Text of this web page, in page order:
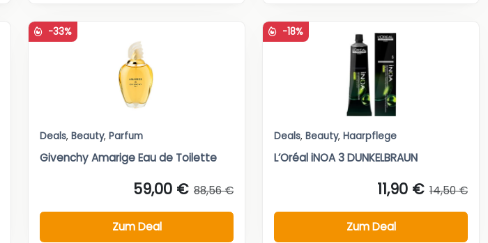
-33%
Deals, Beauty, Parfum
Givenchy Amarige Eau de Toilette
59,00 € 88,56 €
Zum Deal
-18%
Deals, Beauty, Haarpflege
L’Oréal iNOA 3 DUNKELBRAUN
11,90 € 14,50 €
Zum Deal